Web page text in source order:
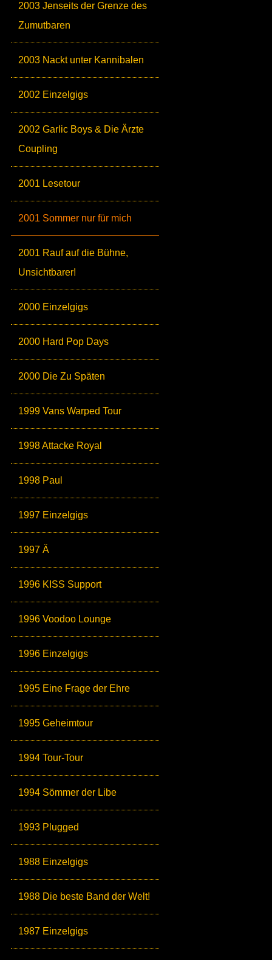
2003 Jenseits der Grenze des
Zumutbaren
2003 Nackt unter Kannibalen
2002 Einzelgigs
2002 Garlic Boys & Die Ärzte
Coupling
2001 Lesetour
2001 Sommer nur für mich
2001 Rauf auf die Bühne,
Unsichtbarer!
2000 Einzelgigs
2000 Hard Pop Days
2000 Die Zu Späten
1999 Vans Warped Tour
1998 Attacke Royal
1998 Paul
1997 Einzelgigs
1997 Ä
1996 KISS Support
1996 Voodoo Lounge
1996 Einzelgigs
1995 Eine Frage der Ehre
1995 Geheimtour
1994 Tour-Tour
1994 Sömmer der Libe
1993 Plugged
1988 Einzelgigs
1988 Die beste Band der Welt!
1987 Einzelgigs